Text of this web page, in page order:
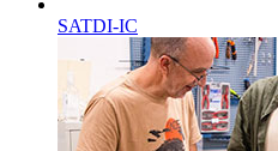
SATDI-IC